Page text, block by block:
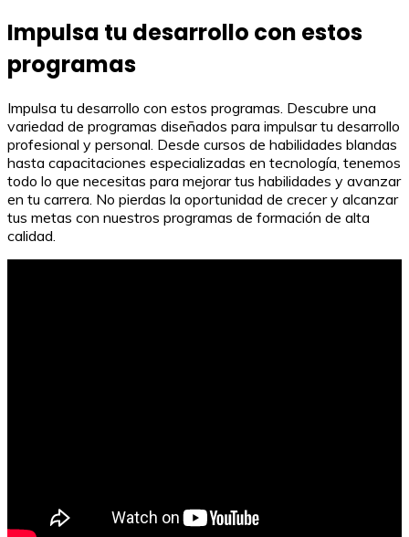
Impulsa tu desarrollo con estos
programas
Impulsa tu desarrollo con estos programas. Descubre una
variedad de programas diseñados para impulsar tu desarrollo
profesional y personal. Desde cursos de habilidades blandas
hasta capacitaciones especializadas en tecnología, tenemos
todo lo que necesitas para mejorar tus habilidades y avanzar
en tu carrera. No pierdas la oportunidad de crecer y alcanzar
tus metas con nuestros programas de formación de alta
calidad.